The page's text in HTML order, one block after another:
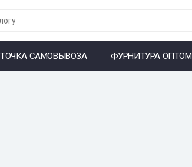
ТОЧКА САМОВЫВОЗА ФУРНИТУРА ОПТОМ